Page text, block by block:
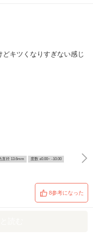
キツくなりすぎない感じ
直径 13.6mm 度数 ±0.00~ -10.00
8参考になった